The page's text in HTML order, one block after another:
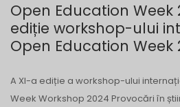
Open Education Week
ediție workshop-ului
Open Education Week
A XI-a ediție a workshop-ului
Week Workshop 2024 Provocări în